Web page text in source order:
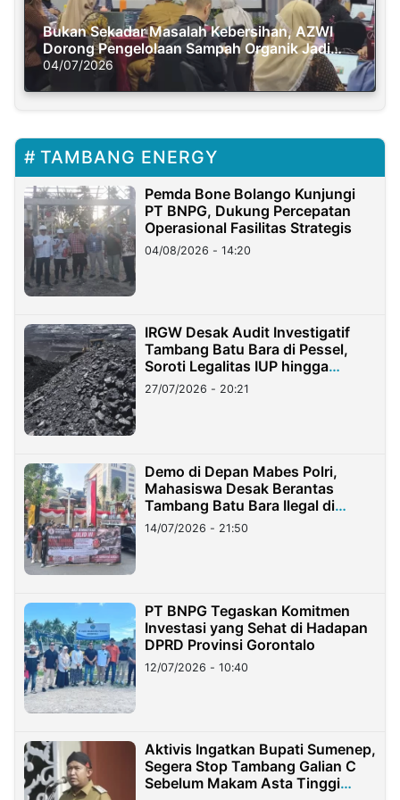
Bukan Sekadar Masalah Kebersihan, AZWI
Dorong Pengelolaan Sampah Organik Jadi
Solusi Krisis Iklim
04/07/2026
TAMBANG ENERGY
Pemda Bone Bolango Kunjungi
PT BNPG, Dukung Percepatan
Operasional Fasilitas Strategis
04/08/2026 - 14:20
IRGW Desak Audit Investigatif
Tambang Batu Bara di Pessel,
Soroti Legalitas IUP hingga
Stockpile
27/07/2026 - 20:21
Demo di Depan Mabes Polri,
Mahasiswa Desak Berantas
Tambang Batu Bara Ilegal di
Lampung
14/07/2026 - 21:50
PT BNPG Tegaskan Komitmen
Investasi yang Sehat di Hadapan
DPRD Provinsi Gorontalo
12/07/2026 - 10:40
Aktivis Ingatkan Bupati Sumenep,
Segera Stop Tambang Galian C
Sebelum Makam Asta Tinggi